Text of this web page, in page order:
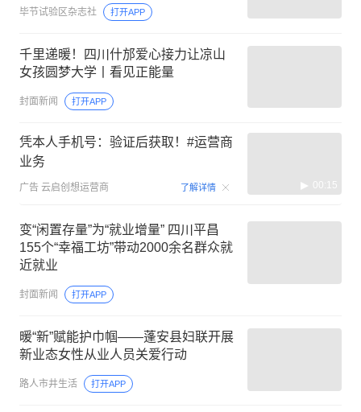
毕节试验区杂志社 打开APP
千里递暖！四川什邡爱心接力让凉山
女孩圆梦大学丨看见正能量
封面新闻 打开APP
凭本人手机号：验证后获取！#运营商
业务
广告 云启创想运营商 了解详情 00:15
变“闲置存量”为“就业增量” 四川平昌
155个“幸福工坊”带动2000余名群众就
近就业
封面新闻 打开APP
暖“新”赋能护巾帼——蓬安县妇联开展
新业态女性从业人员关爱行动
路人市井生活 打开APP